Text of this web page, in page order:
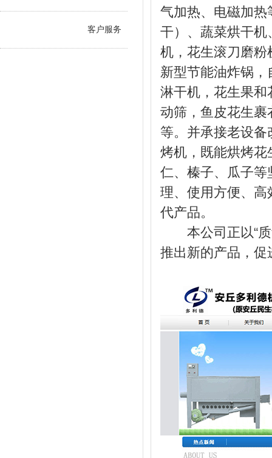
客户服务
气加热、电磁加
干）、蔬菜烘干
机，花生滚刀磨
新型节能油炸锅
淋干机，花生果
动筛，鱼皮花生
等。并承接老设
烤机，既能烘烤
仁、榛子、瓜子
理、使用方便、
代产品。
本公司正以“质
推出新的产品，